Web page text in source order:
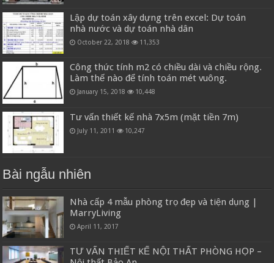
Lập dự toán xây dựng trên excel: Dự toán
nhà nước và dự toán nhà dân
October 22, 2018 11,353
Công thức tính m2 có chiều dài và chiều rộng.
Làm thế nào để tính toán mét vuông.
January 15, 2018 10,448
Tư vấn thiết kế nhà 7x5m (mặt tiền 7m)
July 11, 2011 10,247
Bài ngẫu nhiên
Nhà cấp 4 mẫu phòng trọ đẹp và tiện dụng |
MarryLiving
April 11, 2017
TƯ VẤN THIẾT KẾ NỘI THẤT PHÒNG HỌP –